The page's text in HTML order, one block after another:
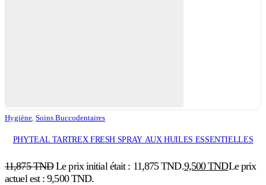
Hygiène, Soins Buccodentaires
PHYTEAL TARTREX FRESH SPRAY AUX HUILES ESSENTIELLES
11,875TND Le prix initial était : 11,875 TND.9,500TNDLe prix
actuel est : 9,500 TND.